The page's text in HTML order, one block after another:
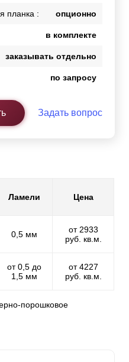
планка : опционно
в комплекте
заказывать отдельно
по запросу
Задать вопрос
Ламели Цена
0,5 мм
от 2933
руб. кв.м.
от 0,5 до
1,5 мм
от 4227
руб. кв.м.
порошковое